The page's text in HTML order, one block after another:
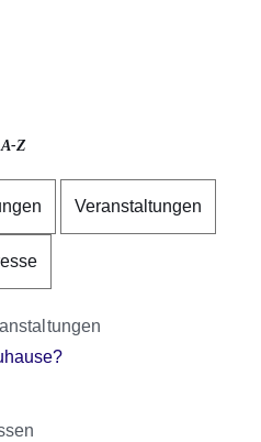
A-Z
Veranstaltungen